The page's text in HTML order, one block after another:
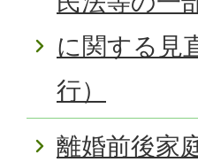
に関する見
行）
離婚前後家